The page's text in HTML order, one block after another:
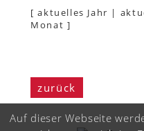
[aktuelles Jahr |
Monat ]
zurück
Auf dieser Webseite